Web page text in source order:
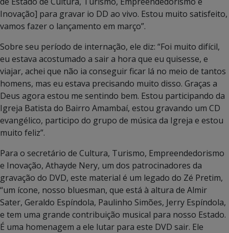
Inovação] para gravar io DD ao vivo. Estou muito satisfeito,
vamos fazer o lançamento em março”.
Sobre seu período de internação, ele diz: “Foi muito difícil,
eu estava acostumado a sair a hora que eu quisesse, e
viajar, achei que não ia conseguir ficar lá no meio de tantos
homens, mas eu estava precisando muito disso. Graças a
Deus agora estou me sentindo bem. Estou participando da
Igreja Batista do Bairro Amambaí, estou gravando um CD
evangélico, participo do grupo de música da Igreja e estou
muito feliz”.
Para o secretário de Cultura, Turismo, Empreendedorismo
e Inovação, Athayde Nery, um dos patrocinadores da
gravação do DVD, este material é um legado do Zé Pretim,
“um ícone, nosso bluesman, que está à altura de Almir
Sater, Geraldo Espíndola, Paulinho Simões, Jerry Espíndola,
e tem uma grande contribuição musical para nosso Estado.
É uma homenagem a ele lutar para este DVD sair. Ele